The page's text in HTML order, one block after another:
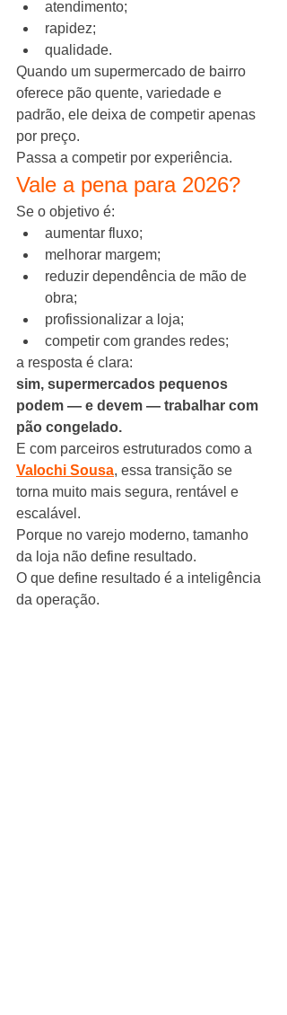
atendimento;
rapidez;
qualidade.
Quando um supermercado de bairro
oferece pão quente, variedade e
padrão, ele deixa de competir apenas
por preço.
Passa a competir por experiência.
Vale a pena para 2026?
Se o objetivo é:
aumentar fluxo;
melhorar margem;
reduzir dependência de mão de
obra;
profissionalizar a loja;
competir com grandes redes;
a resposta é clara:
sim, supermercados pequenos
podem — e devem — trabalhar com
pão congelado.
E com parceiros estruturados como a
Valochi Sousa, essa transição se
torna muito mais segura, rentável e
escalável.
Porque no varejo moderno, tamanho
da loja não define resultado.
O que define resultado é a inteligência
da operação.